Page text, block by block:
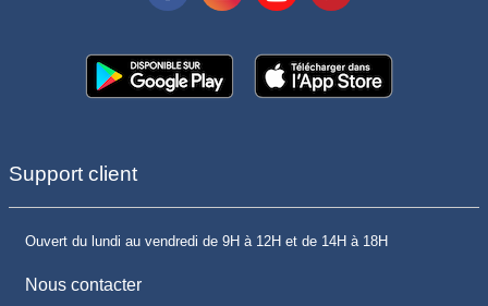
Support client
Ouvert du lundi au vendredi de 9H à 12H et de 14H à 18H
Nous contacter